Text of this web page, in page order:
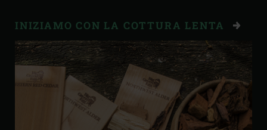
INIZIAMO CON LA COTTURA LENTA